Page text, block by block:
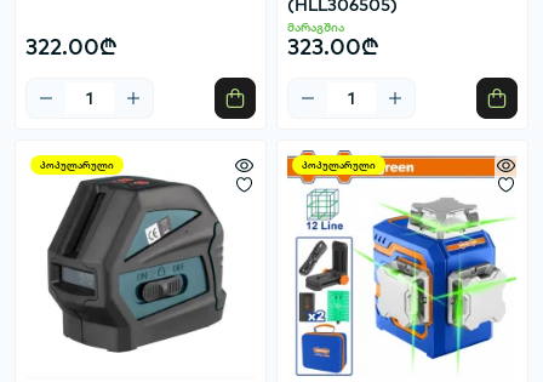
322.00₾
(HLL306505)
მარაგშია
323.00₾
პოპულარული პოპულარული